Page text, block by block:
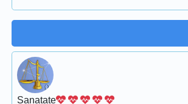
Sanatate